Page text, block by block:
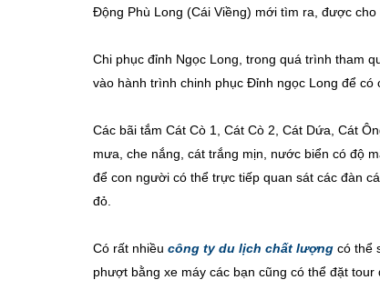
Động Phù Long (Cái Viềng) mới tìm ra, được cho
Chi phục đỉnh Ngọc Long, trong quá trình tham
vào hành trình chinh phục Đỉnh ngọc Long để
Các bãi tắm Cát Cò 1, Cát Cò 2, Cát Dứa, Cát
mưa, che nắng, cát trắng mịn, nước biển có độ
để con người có thể trực tiếp quan sát các đàn
đỏ.
Có rất nhiều công ty du lịch chất lượng có thể
phượt bằng xe máy các bạn cũng có thể đặt